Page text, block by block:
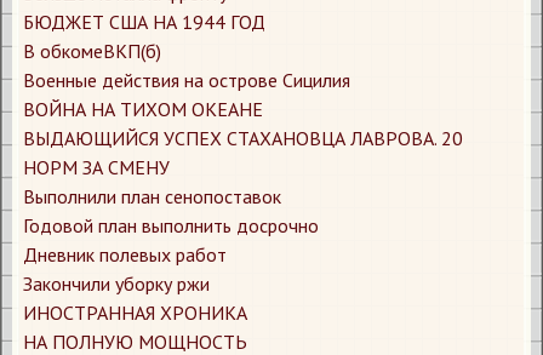
​БЮДЖЕТ США НА 1944 ГОД
​В обкомеВКП(б)
​Военные действия на острове Сицилия
​ВОЙНА НА ТИХОМ ОКЕАНЕ
​ВЫДАЮЩИЙСЯ УСПЕХ СТАХАНОВЦА ЛАВРОВА. 20
НОРМ ЗА СМЕНУ
​Выполнили план сенопоставок
​Годовой план выполнить досрочно
​Дневник полевых работ
​Закончили уборку ржи
​ИНОСТРАННАЯ ХРОНИКА
​НА ПОЛНУЮ МОЩНОСТЬ